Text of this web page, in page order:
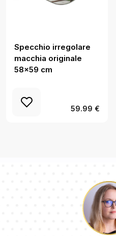
Specchio irregolare
macchia originale
58x59 cm
59.99 €